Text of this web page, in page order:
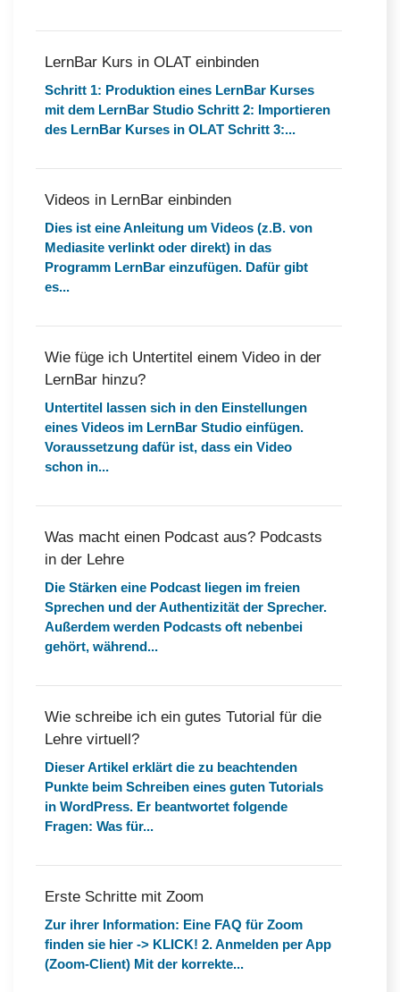
LernBar Kurs in OLAT einbinden
Schritt 1: Produktion eines LernBar Kurses
mit dem LernBar Studio Schritt 2: Importieren
des LernBar Kurses in OLAT Schritt 3:...
Videos in LernBar einbinden
Dies ist eine Anleitung um Videos (z.B. von
Mediasite verlinkt oder direkt) in das
Programm LernBar einzufügen. Dafür gibt
es...
Wie füge ich Untertitel einem Video in der
LernBar hinzu?
Untertitel lassen sich in den Einstellungen
eines Videos im LernBar Studio einfügen.
Voraussetzung dafür ist, dass ein Video
schon in...
Was macht einen Podcast aus? Podcasts
in der Lehre
Die Stärken eine Podcast liegen im freien
Sprechen und der Authentizität der Sprecher.
Außerdem werden Podcasts oft nebenbei
gehört, während...
Wie schreibe ich ein gutes Tutorial für die
Lehre virtuell?
Dieser Artikel erklärt die zu beachtenden
Punkte beim Schreiben eines guten Tutorials
in WordPress. Er beantwortet folgende
Fragen: Was für...
Erste Schritte mit Zoom
Zur ihrer Information: Eine FAQ für Zoom
finden sie hier -> KLICK! 2. Anmelden per App
(Zoom-Client) Mit der korrekte...